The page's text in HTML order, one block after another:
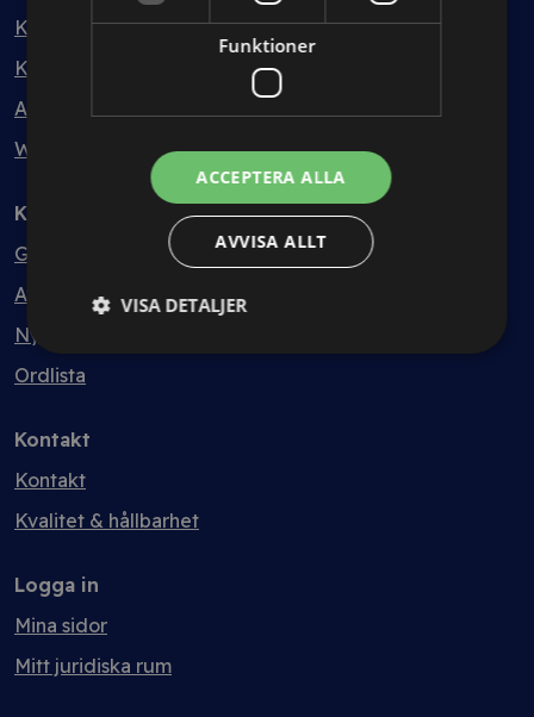
Kurser
Kurspaket
Abonnemang
Webbinarium
Kunskapsbank
Guider
Avtalsmallar
Nyheter
Ordlista
Kontakt
Kontakt
Kvalitet & hållbarhet
Logga in
Mina sidor
Mitt juridiska rum
Funktioner
ACCEPTERA ALLA
AVVISA ALLT
VISA DETALJER